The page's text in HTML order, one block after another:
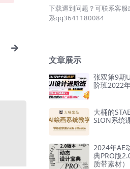
下载遇到问题？可联系客服
系qq3641180084
文章展示
张双第9期
阶班2022
大桶的
SION系统
2024年AE
典PRO版
质带素材）